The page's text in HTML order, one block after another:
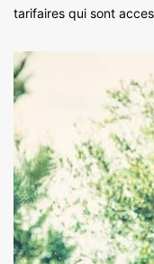
tarifaires qui sont